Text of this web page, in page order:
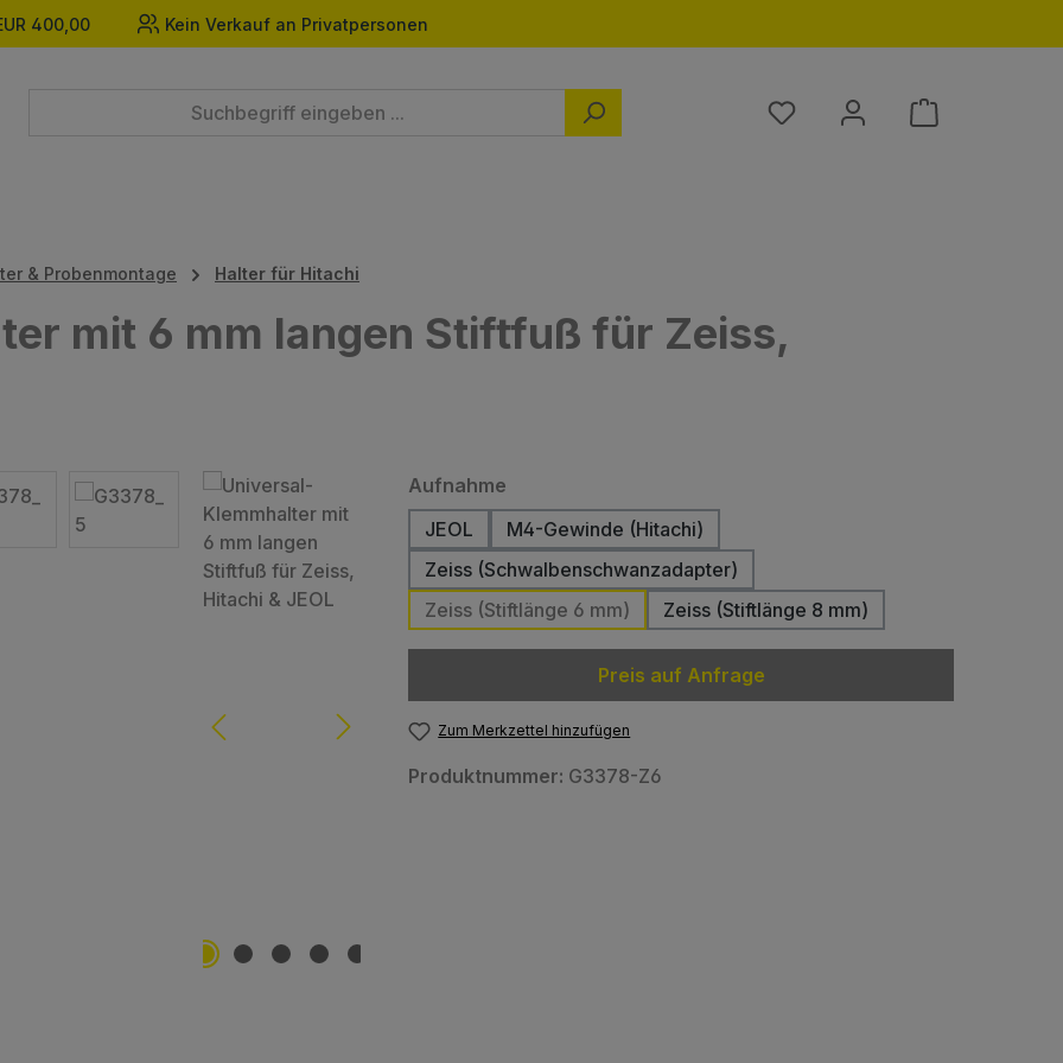
400,00 Kein Verkauf an Privatpersonen
Du hast 0 Produkte auf dem
& Probenmontage Halter für Hitachi
mit 6 mm langen Stiftfuß für Zeiss,
Aufnahme
JEOL
M4-Gewinde (Hitachi)
Zeiss (Schwalbenschwanzadapter)
Zeiss (Stiftlänge 6 mm)
Zeiss (Stiftlänge 8 mm)
Preis auf Anfrage
Zum Merkzettel hinzufügen
Produktnummer: G3378-Z6